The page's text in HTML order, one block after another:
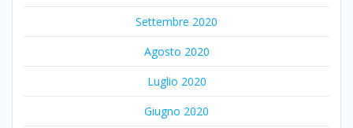
Settembre 2020
Agosto 2020
Luglio 2020
Giugno 2020